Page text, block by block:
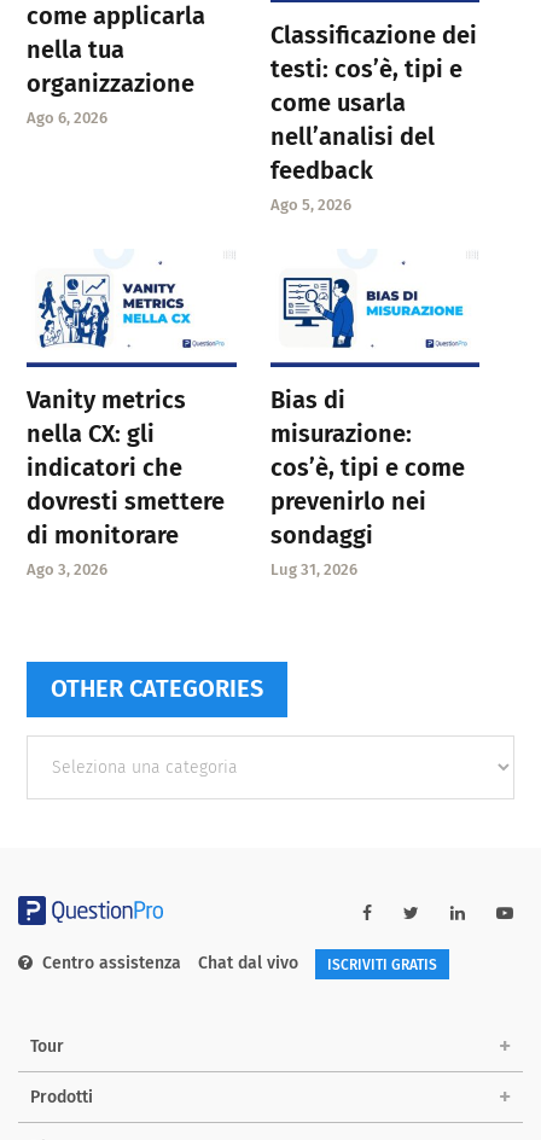
come applicarla
nella tua
organizzazione
Ago 6, 2026
Classificazione dei
testi: cos’è, tipi e
come usarla
nell’analisi del
feedback
Ago 5, 2026
Vanity metrics
nella CX: gli
indicatori che
dovresti smettere
di monitorare
Ago 3, 2026
Bias di
misurazione:
cos’è, tipi e come
prevenirlo nei
sondaggi
Lug 31, 2026
OTHER CATEGORIES
categories
Centro assistenza Chat dal vivo ISCRIVITI GRATIS
Tour
Prodotti